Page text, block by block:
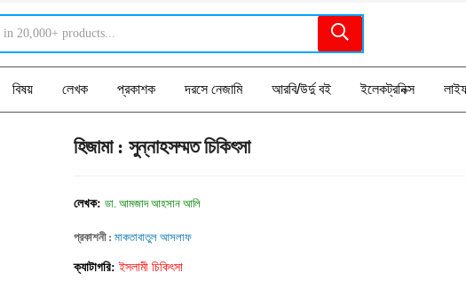
বিষয় লেখক প্রকাশক দরসে নেজামি আরবি/উর্দু বই ইলেকট্রনিক্স
হিজামা : সুন্নাহসম্মত চিকিৎসা
লেখক: ডা. আমজাদ আহসান আলি
প্রকাশনী : মাকতাবাতুল আসলাফ
ক্যাটাগরি: ইসলামী চিকিৎসা